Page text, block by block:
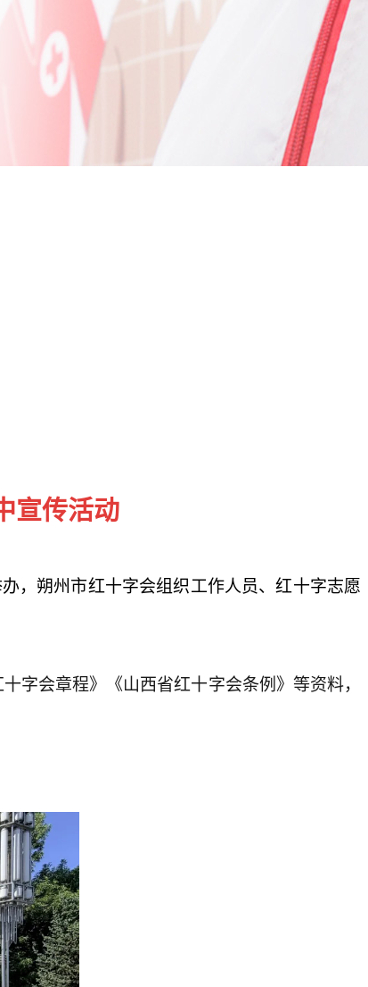
宣传活动
，朔州市红十字会组织工作人员、红十字志愿
字会章程》《山西省红十字会条例》等资料，